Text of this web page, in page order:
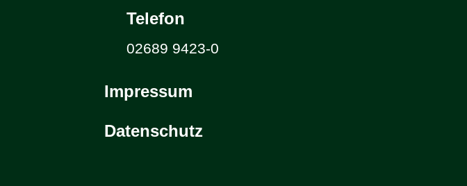
Telefon
02689 9423-0
Impressum
Datenschutz